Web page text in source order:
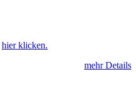
hier klicken.
mehr Details